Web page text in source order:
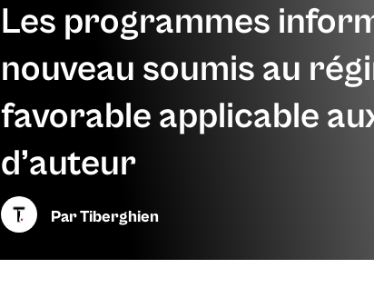
Les programmes
nouveau soumis au
favorable applicable
d’auteur
ParTiberghien